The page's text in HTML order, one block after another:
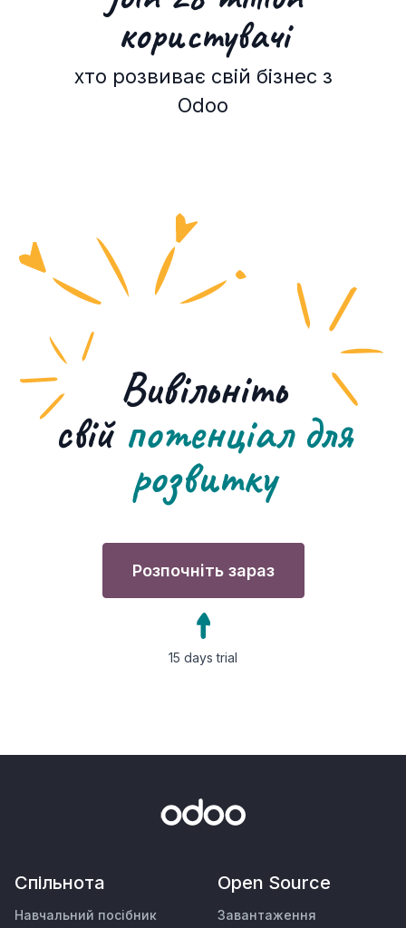
користувачі
хто розвиває свій бізнес з
Odoo
Вивільніть
свій потенціал для
розвитку
Розпочніть зараз
15 days trial
Спільнота
Навчальний посібник
Open Source
Завантаження